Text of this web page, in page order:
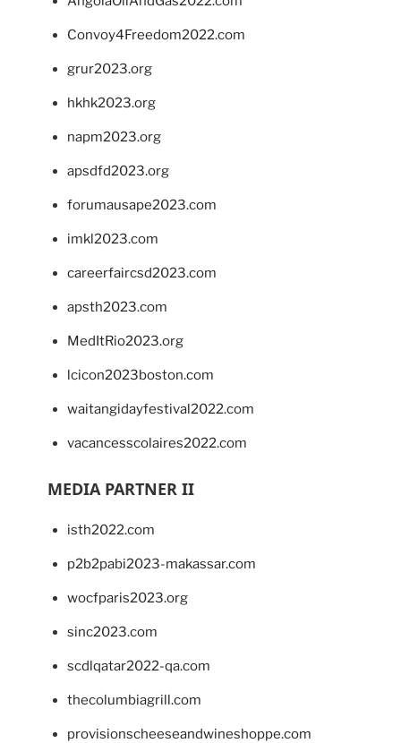
Convoy4Freedom2022.com
grur2023.org
hkhk2023.org
napm2023.org
apsdfd2023.org
forumausape2023.com
imkl2023.com
careerfaircsd2023.com
apsth2023.com
MedItRio2023.org
lcicon2023boston.com
waitangidayfestival2022.com
vacancesscolaires2022.com
MEDIA PARTNER II
isth2022.com
p2b2pabi2023-makassar.com
wocfparis2023.org
sinc2023.com
scdlqatar2022-qa.com
thecolumbiagrill.com
provisionscheeseandwineshoppe.com